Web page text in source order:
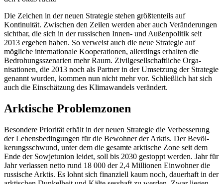
Die Zeichen in der neuen Strategie stehen größtenteils auf
Kontinuität. Zwischen den Zeilen werden aber auch Veränderungen
sichtbar, die sich in der russischen Innen- und Außenpolitik seit
2013 ergeben haben. So verweist auch die neue Strategie auf
mögliche internationale Kooperationen, allerdings erhalten die
Bedrohungsszena­rien mehr Raum. Zivilgesellschaftliche Or­ga­
nisationen, die 2013 noch als Partner in der Umsetzung der Strategie
genannt wur­den, kommen nun nicht mehr vor. Schließ­lich hat sich
auch die Einschätzung des Klimawandels verändert.
Arktische Problemzonen
Besondere Priorität erhält in der neuen Stra­tegie die Verbesserung
der Lebensbedingun­gen für die Bewohner der Arktis. Der Bevöl­
kerungsschwund, unter dem die gesamte arktische Zone seit dem
Ende der Sowjetunion leidet, soll bis 2030 gestoppt werden. Jahr für
Jahr verlassen netto rund 18 000 der 2,4 Millionen Einwohner die
russische Arktis. Es lohnt sich finanziell kaum noch, dauerhaft in der